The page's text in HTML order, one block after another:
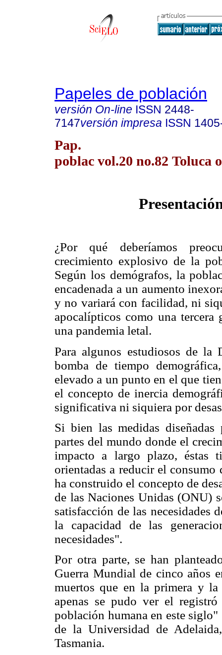
Papeles de población
versión On-line ISSN 2448-
7147versión impresa ISSN
Pap.
poblac vol.20 no.82 Toluca
¿Por qué deberíamos
crecimiento explosivo de la
Según los demógrafos, la
encadenada a un aumento
y no variará con facilidad, ni
apocalípticos como una tercera
una pandemia letal.
Para algunos estudiosos de la
bomba de tiempo
elevado a un punto en el que
el concepto de inercia
significativa ni siquiera por
Si bien las medidas
partes del mundo donde el
impacto a largo plazo, éstas
orientadas a reducir el consumo
ha construido el concepto de
de las Naciones Unidas (ONU)
satisfacción de las necesidades
la capacidad de las
necesidades".
Por otra parte, se han
Guerra Mundial de cinco años
muertos que en la primera y la
apenas se pudo ver el
población humana en este
de la Universidad de
Tasmania.